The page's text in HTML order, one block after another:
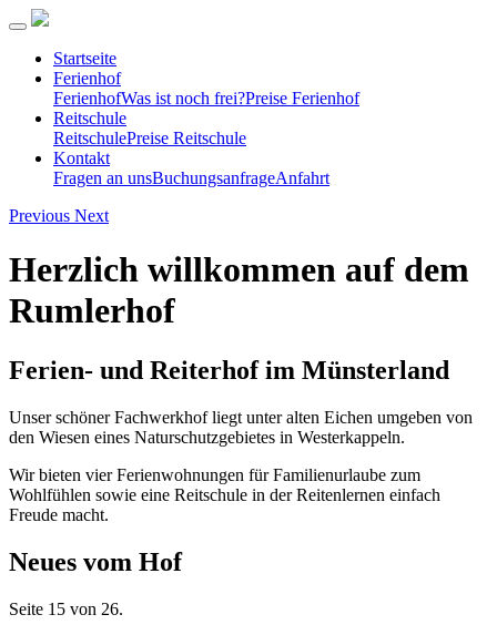
Startseite
Ferienhof
FerienhofWas ist noch frei?Preise Ferienhof
Reitschule
ReitschulePreise Reitschule
Kontakt
Fragen an unsBuchungsanfrageAnfahrt
Previous Next
Herzlich willkommen auf dem
Rumlerhof
Ferien- und Reiterhof im Münsterland
Unser schöner Fachwerkhof liegt unter alten Eichen umgeben von
den Wiesen eines Naturschutzgebietes in Westerkappeln.
Wir bieten vier Ferienwohnungen für Familienurlaube zum
Wohlfühlen sowie eine Reitschule in der Reitenlernen einfach
Freude macht.
Neues vom Hof
Seite 15 von 26.